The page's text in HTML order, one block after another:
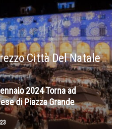
Città Del Natale
2024 Torna ad
di Piazza Grande